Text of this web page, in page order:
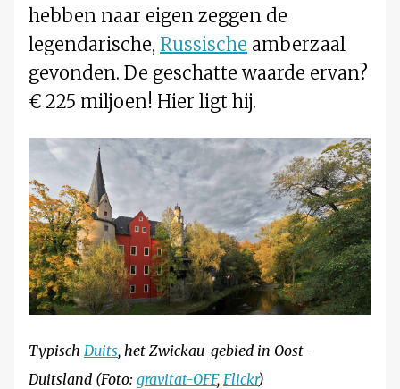
hebben naar eigen zeggen de
legendarische, Russische amberzaal
gevonden. De geschatte waarde ervan?
€ 225 miljoen! Hier ligt hij.
Typisch Duits, het Zwickau-gebied in Oost-
Duitsland (Foto: gravitat-OFF, Flickr)